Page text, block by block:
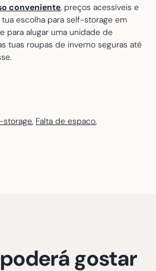
conveniente, preços acessíveis e
tua escolha para self-storage em
para alugar uma unidade de
tuas roupas de inverno seguras até
storage, Falta de espaco,
gostar